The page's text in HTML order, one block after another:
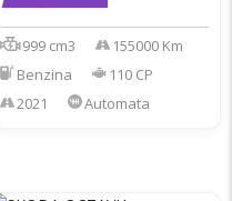
999 cm3
155000 Km
Benzina
110 CP
2021
Automata